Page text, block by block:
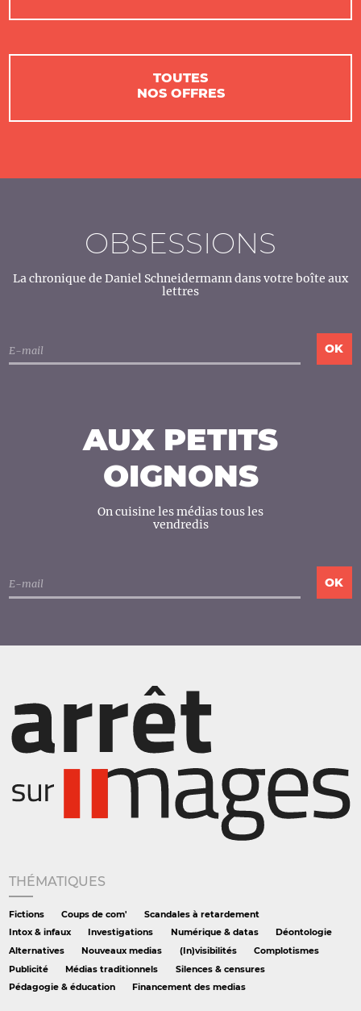
TOUTES
NOS OFFRES
OBSESSIONS
La chronique de Daniel Schneidermann dans votre boîte aux
lettres
AUX PETITS
OIGNONS
On cuisine les médias tous les
vendredis
THÉMATIQUES
Fictions Coups de com'
Scandales à retardement
Intox & infaux
Investigations Numérique & datas
Déontologie
Alternatives
Nouveaux medias (In)visibilités
Complotismes
Publicité
Médias traditionnels
Silences & censures
Pédagogie & éducation
Financement des medias